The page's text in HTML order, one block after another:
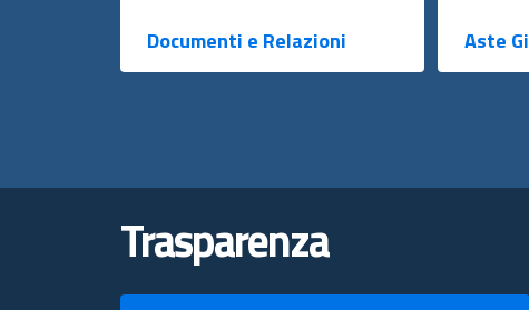
Documenti e Relazioni Aste
Trasparenza